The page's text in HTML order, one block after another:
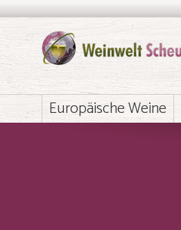
Europäische Weine